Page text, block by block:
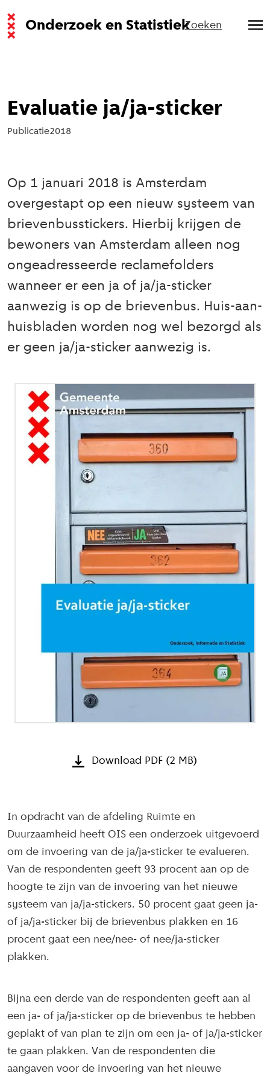
Onderzoek en StatistiekZoeken
Evaluatie ja/ja-sticker
Publicatie2018
Op 1 januari 2018 is Amsterdam
overgestapt op een nieuw systeem van
brievenbusstickers. Hierbij krijgen de
bewoners van Amsterdam alleen nog
ongeadresseerde reclamefolders
wanneer er een ja of ja/ja-sticker
aanwezig is op de brievenbus. Huis-aan-
huisbladen worden nog wel bezorgd als
er geen ja/ja-sticker aanwezig is.
Download PDF (2 MB)
In opdracht van de afdeling Ruimte en
Duurzaamheid heeft OIS een onderzoek uitgevoerd
om de invoering van de ja/ja-sticker te evalueren.
Van de respondenten geeft 93 procent aan op de
hoogte te zijn van de invoering van het nieuwe
systeem van ja/ja-stickers. 50 procent gaat geen ja-
of ja/ja-sticker bij de brievenbus plakken en 16
procent gaat een nee/nee- of nee/ja-sticker
plakken.
Bijna een derde van de respondenten geeft aan al
een ja- of ja/ja-sticker op de brievenbus te hebben
geplakt of van plan te zijn om een ja- of ja/ja-sticker
te gaan plakken. Van de respondenten die
aangaven voor de invoering van het nieuwe